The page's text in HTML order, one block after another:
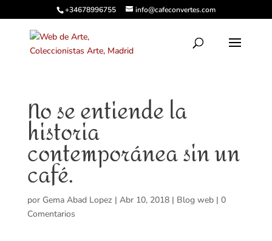
+34678996755 info@cafeconvertes.com
No se entiende la
historia
contemporánea sin un
café.
por Gema Abad Lopez | Abr 10, 2018| Blog web| 0
Comentarios